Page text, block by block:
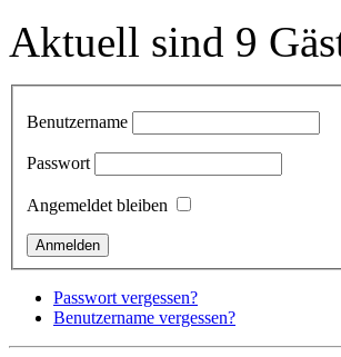
Aktuell sind 9
Benutzername
Passwort
Angemeldet bleiben
Passwort vergessen?
Benutzername vergessen?